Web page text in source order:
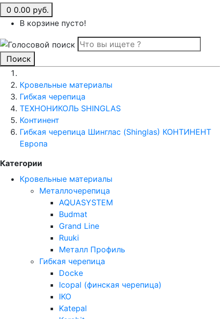
0 0.00 руб.
В корзине пусто!
Поиск
Кровельные материалы
Гибкая черепица
ТЕХНОНИКОЛЬ SHINGLAS
Континент
Гибкая черепица Шинглас (Shinglas) КОНТИНЕНТ
Европа
Категории
Кровельные материалы
Металлочерепица
AQUASYSTEM
Budmat
Grand Line
Ruuki
Металл Профиль
Гибкая черепица
Docke
Icopal (финская черепица)
IKO
Katepal